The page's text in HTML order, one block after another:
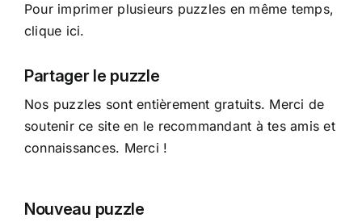
Pour imprimer plusieurs puzzles en même temps,
clique ici.
Partager le puzzle
Nos puzzles sont entièrement gratuits. Merci de
soutenir ce site en le recommandant à tes amis et
connaissances. Merci !
Nouveau puzzle